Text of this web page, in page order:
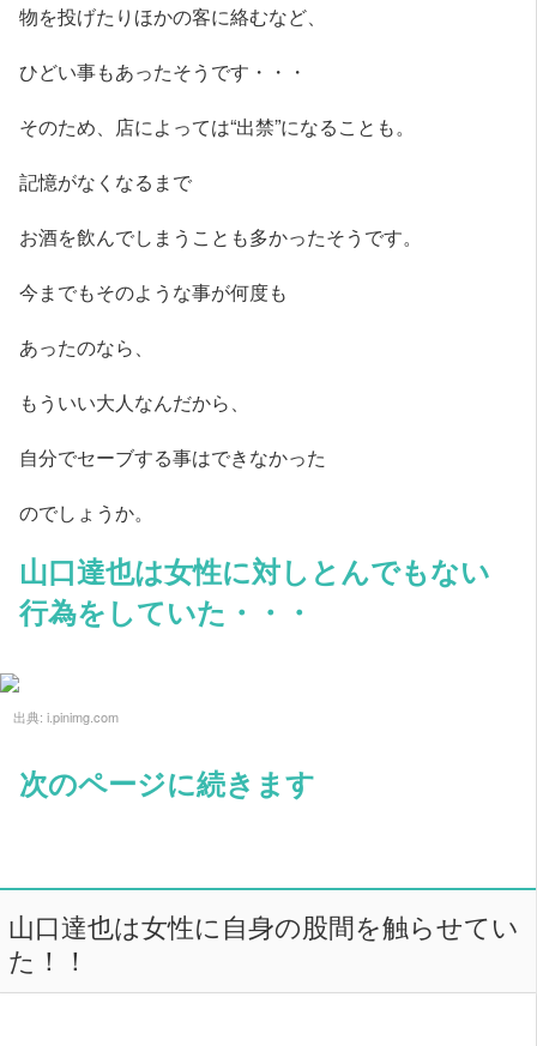
物を投げたりほかの客に絡むなど、
ひどい事もあったそうです・・・
そのため、店によっては“出禁”になることも。
記憶がなくなるまで
お酒を飲んでしまうことも多かったそうです。
今までもそのような事が何度も
あったのなら、
もういい大人なんだから、
自分でセーブする事はできなかった
のでしょうか。
山口達也は女性に対しとんでもない
行為をしていた・・・
出典: i.pinimg.com
次のページに続きます
山口達也は女性に自身の股間を触らせてい
た！！